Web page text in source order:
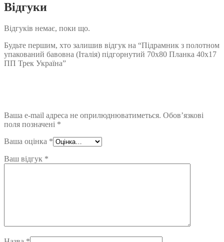
Відгуки
Відгуків немає, поки що.
Будьте першим, хто залишив відгук на “Підрамник з полотном
упакований бавовна (Італія) підгорнутий 70х80 Планка 40х17
ПП Трек Україна”
Ваша e-mail адреса не оприлюднюватиметься. Обов’язкові
поля позначені *
Ваша оцінка *
Ваш відгук *